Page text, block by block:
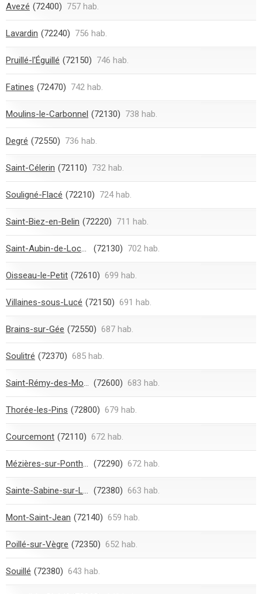
Avezé (72400) 757 hab.
Lavardin (72240) 756 hab.
Pruillé-l'Éguillé (72150) 746 hab.
Fatines (72470) 742 hab.
Moulins-le-Carbonnel (72130) 738 hab.
Degré (72550) 736 hab.
Saint-Célerin (72110) 732 hab.
Souligné-Flacé (72210) 724 hab.
Saint-Biez-en-Belin (72220) 711 hab.
Saint-Aubin-de-Locquenay (72130) 702 hab.
Oisseau-le-Petit (72610) 699 hab.
Villaines-sous-Lucé (72150) 691 hab.
Brains-sur-Gée (72550) 687 hab.
Soulitré (72370) 685 hab.
Saint-Rémy-des-Monts (72600) 683 hab.
Thorée-les-Pins (72800) 679 hab.
Courcemont (72110) 672 hab.
Mézières-sur-Ponthouin (72290) 672 hab.
Sainte-Sabine-sur-Longève (72380) 663 hab.
Mont-Saint-Jean (72140) 659 hab.
Poillé-sur-Vègre (72350) 652 hab.
Souillé (72380) 643 hab.